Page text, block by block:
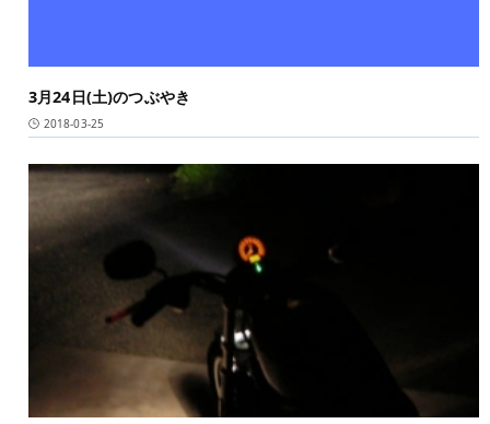
3月24日(土)のつぶやき
2018-03-25